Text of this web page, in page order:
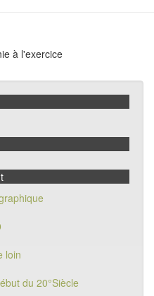
à l'exercice
loin
du 20°Siècle